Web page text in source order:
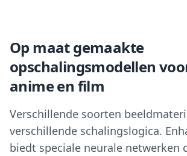
Op maat gemaakte
opschalingsmodellen
anime en film
Verschillende soorten
verschillende schalingslogica.
biedt speciale neurale netwerken